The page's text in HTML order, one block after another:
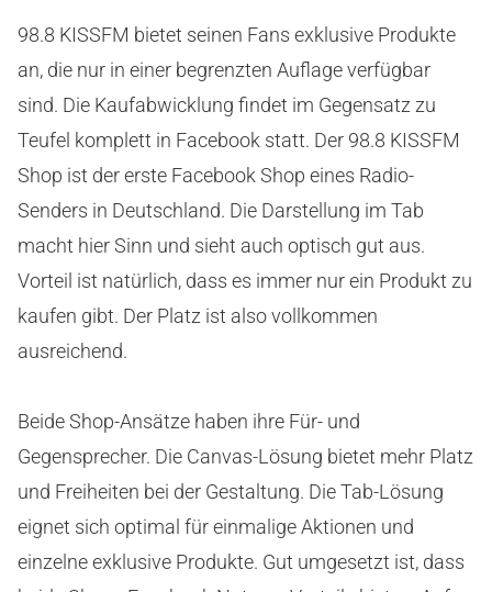
98.8 KISSFM bietet seinen Fans exklusive Produkte
an, die nur in einer begrenzten Auflage verfügbar
sind. Die Kaufabwicklung findet im Gegensatz zu
Teufel komplett in Facebook statt. Der 98.8 KISSFM
Shop ist der erste Facebook Shop eines Radio-
Senders in Deutschland. Die Darstellung im Tab
macht hier Sinn und sieht auch optisch gut aus.
Vorteil ist natürlich, dass es immer nur ein Produkt zu
kaufen gibt. Der Platz ist also vollkommen
ausreichend.
Beide Shop-Ansätze haben ihre Für- und
Gegensprecher. Die Canvas-Lösung bietet mehr Platz
und Freiheiten bei der Gestaltung. Die Tab-Lösung
eignet sich optimal für einmalige Aktionen und
einzelne exklusive Produkte. Gut umgesetzt ist, dass